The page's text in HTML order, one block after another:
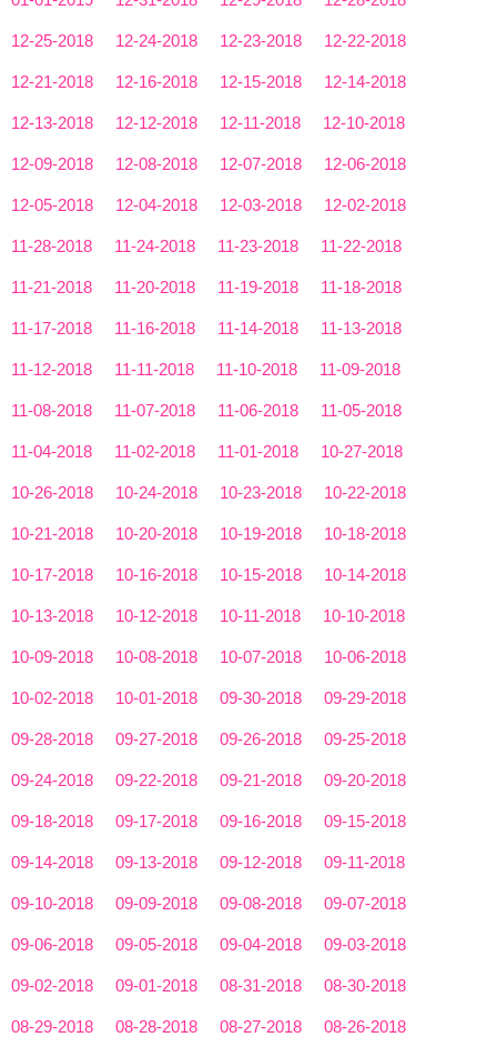
12-25-2018 12-24-2018 12-23-2018 12-22-2018
12-21-2018 12-16-2018 12-15-2018 12-14-2018
12-13-2018 12-12-2018 12-11-2018 12-10-2018
12-09-2018 12-08-2018 12-07-2018 12-06-2018
12-05-2018 12-04-2018 12-03-2018 12-02-2018
11-28-2018 11-24-2018 11-23-2018 11-22-2018
11-21-2018 11-20-2018 11-19-2018 11-18-2018
11-17-2018 11-16-2018 11-14-2018 11-13-2018
11-12-2018 11-11-2018 11-10-2018 11-09-2018
11-08-2018 11-07-2018 11-06-2018 11-05-2018
11-04-2018 11-02-2018 11-01-2018 10-27-2018
10-26-2018 10-24-2018 10-23-2018 10-22-2018
10-21-2018 10-20-2018 10-19-2018 10-18-2018
10-17-2018 10-16-2018 10-15-2018 10-14-2018
10-13-2018 10-12-2018 10-11-2018 10-10-2018
10-09-2018 10-08-2018 10-07-2018 10-06-2018
10-02-2018 10-01-2018 09-30-2018 09-29-2018
09-28-2018 09-27-2018 09-26-2018 09-25-2018
09-24-2018 09-22-2018 09-21-2018 09-20-2018
09-18-2018 09-17-2018 09-16-2018 09-15-2018
09-14-2018 09-13-2018 09-12-2018 09-11-2018
09-10-2018 09-09-2018 09-08-2018 09-07-2018
09-06-2018 09-05-2018 09-04-2018 09-03-2018
09-02-2018 09-01-2018 08-31-2018 08-30-2018
08-29-2018 08-28-2018 08-27-2018 08-26-2018